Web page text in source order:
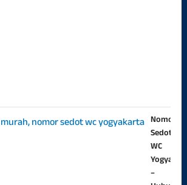
Nomor
Sedot
WC
–